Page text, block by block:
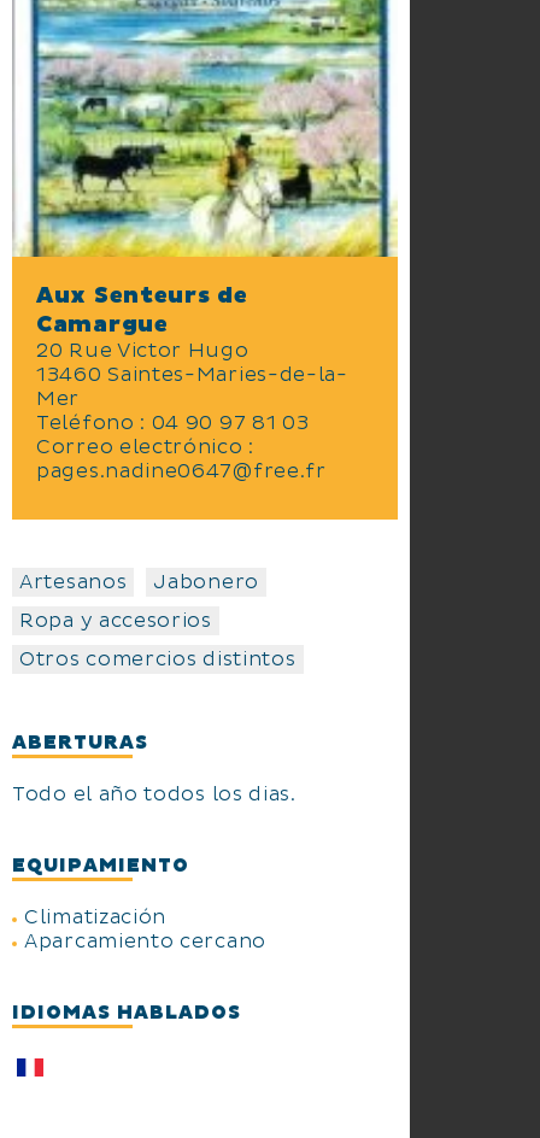
Aux Senteurs de
Camargue
20 Rue Victor Hugo
13460 Saintes-Maries-de-la-
Mer
Teléfono : 04 90 97 81 03
Correo electrónico :
pages.nadine0647@free.fr
Artesanos
Jabonero
Ropa y accesorios
Otros comercios distintos
ABERTURAS
Todo el año todos los dias.
EQUIPAMIENTO
Climatización
Aparcamiento cercano
IDIOMAS HABLADOS